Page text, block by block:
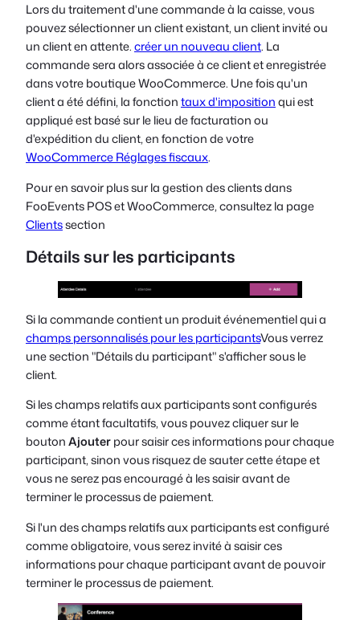
Lors du traitement d'une commande à la caisse, vous
pouvez sélectionner un client existant, un client invité ou
un client en attente.créer un nouveau client. La
commande sera alors associée à ce client et enregistrée
dans votre boutique WooCommerce. Une fois qu'un
client a été défini, la fonctiontaux d'impositionqui est
appliqué est basé sur le lieu de facturation ou
d'expédition du client, en fonction de votre
WooCommerce Réglages fiscaux.
Pour en savoir plus sur la gestion des clients dans
FooEvents POS et WooCommerce, consultez la page
Clientssection
Détails sur les participants
Si la commande contient un produit événementiel qui a
champs personnalisés pour les participantsVous verrez
une section "Détails du participant" s'afficher sous le
client.
Si les champs relatifs aux participants sont configurés
comme étant facultatifs, vous pouvez cliquer sur le
boutonAjouterpour saisir ces informations pour chaque
participant, sinon vous risquez de sauter cette étape et
vous ne serez pas encouragé à les saisir avant de
terminer le processus de paiement.
Si l'un des champs relatifs aux participants est configuré
comme obligatoire, vous serez invité à saisir ces
informations pour chaque participant avant de pouvoir
terminer le processus de paiement.